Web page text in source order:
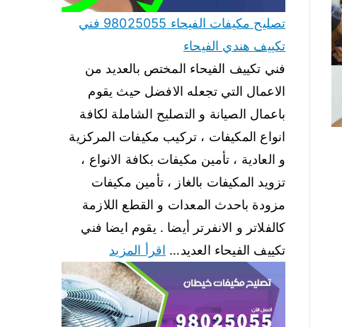
تصليح مكيفات الفيحاء 98025055 فني
تكييف هندي الفيحاء
فني تكييف الفيحاء المختص بالعديد من
الاعمال التي تجعله الافضل حيث يقوم
باعمال الصيانة و التصليح الشاملة لكافة
انواع المكيفات ، تركيب مكيفات المركزية
و العادية ، تأمين مكيفات بكافة الانواع ،
تزويد المكيفات بالغاز ، تأمين مكيفات
مزودة باحدث المعدات و القطع اللازمة
كالفلاتر و الانفرتر أيضا . يقوم ايضا فني
تكييف الفيحاء العديد… اقرأ المزيد